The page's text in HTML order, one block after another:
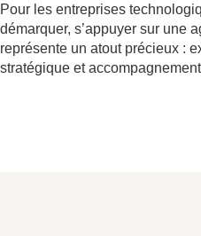
Pour les entreprises
démarquer, s’appuyer sur une
représente un atout précieux :
stratégique et